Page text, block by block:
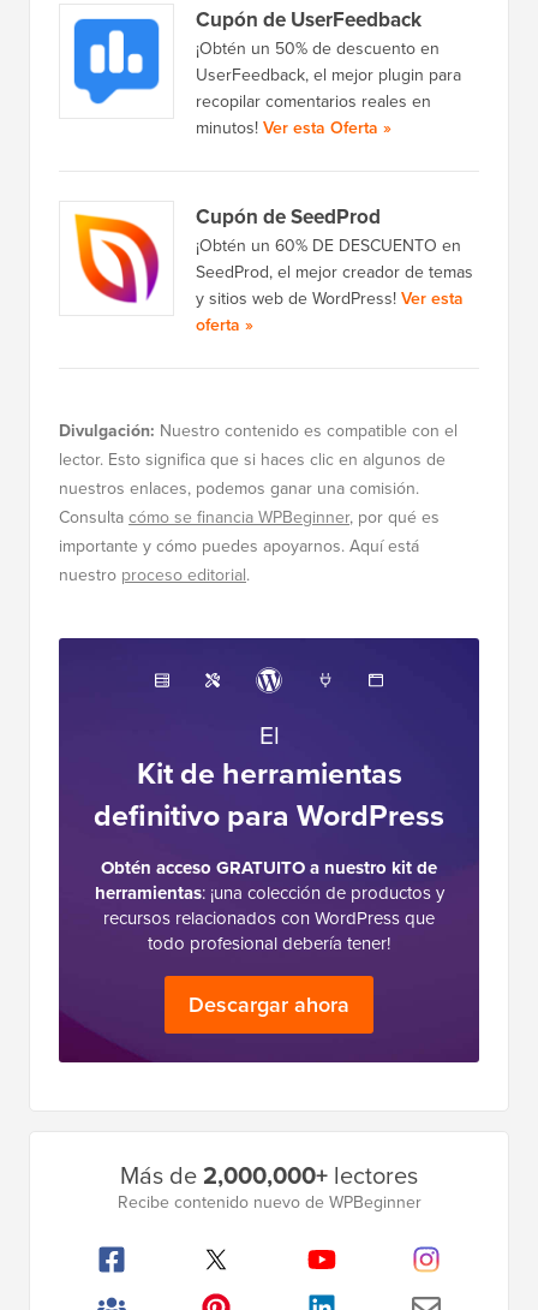
Cupón de UserFeedback
¡Obtén un 50% de descuento en
UserFeedback, el mejor plugin para
recopilar comentarios reales en
minutos!Ver esta Oferta »
Cupón de SeedProd
¡Obtén un 60% DE DESCUENTO en
SeedProd, el mejor creador de temas
y sitios web de WordPress!Ver esta
oferta »
Divulgación: Nuestro contenido es compatible con el
lector. Esto significa que si haces clic en algunos de
nuestros enlaces, podemos ganar una comisión.
Consultacómo se financia WPBeginner, por qué es
importante y cómo puedes apoyarnos. Aquí está
nuestro proceso editorial.
El
Kit de herramientas
definitivo para WordPress
Obtén acceso GRATUITO a nuestro kit de
herramientas: ¡una colección de productos y
recursos relacionados con WordPress que
todo profesional debería tener!
Descargar ahora
Más de2,000,000+ lectores
Recibe contenido nuevo de WPBeginner